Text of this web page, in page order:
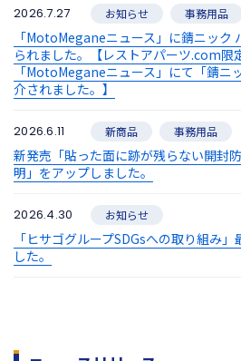
2026.7.27 お知らせ 事務用品
「MotoMeganeニュース」に錆ニック
られました。【レストアパーツ.com限
「MotoMeganeニュース」にて「錆ニ
介されました。】
2026.6.11 新商品 事務用品
新発売「貼った面に跡が残らない開封
明」をアップしました。
2026.4.30 お知らせ
「ヒサゴグループSDGsへの取り組み
した。